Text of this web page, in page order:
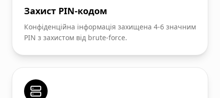
Захист PIN-кодом
Конфіденційна інформація захищена 4-6 значним
PIN з захистом від brute-force.